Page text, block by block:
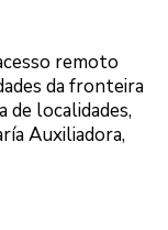
remoto
da fronteira
de localidades,
Auxiliadora,